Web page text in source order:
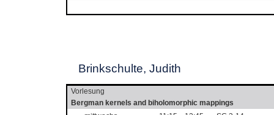
Brinkschulte, Judith
Vorlesung
Bergman kernels and biholomorphic mappings